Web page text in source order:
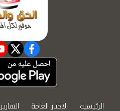
الرئيسية الاخبار العامة